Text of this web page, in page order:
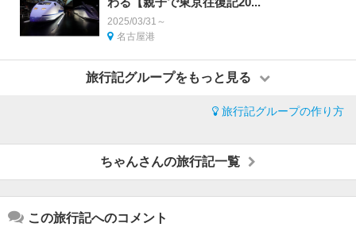
2025/03/31～
名古屋港
旅行記グループをもっと見る
旅行記グループの作り方
ちゃんさんの旅行記一覧
この旅行記へのコメント